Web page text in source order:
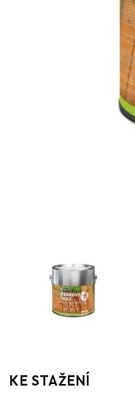
KE STAŽENÍ